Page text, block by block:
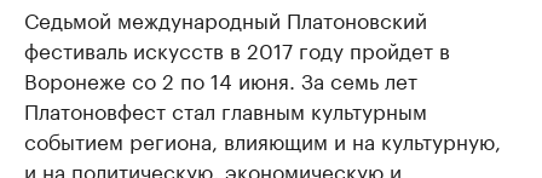
Седьмой международный Платоновский
фестиваль искусств в 2017 году пройдет в
Воронеже со 2 по 14 июня. За семь лет
Платоновфест стал главным культурным
событием региона, влияющим и на культурную,
и на политическую, экономическую и